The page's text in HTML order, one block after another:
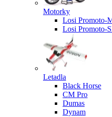
Motorky
Losi Promoto-
Losi Promoto-
Letadla
Black Horse
CM Pro
Dumas
Dynam